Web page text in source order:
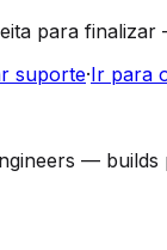
para
suporte·Ir para
— builds